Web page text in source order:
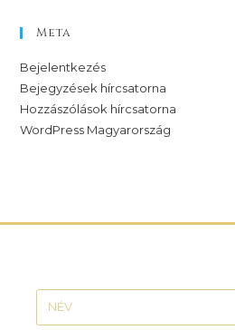
Meta
Bejelentkezés
Bejegyzések hírcsatorna
Hozzászólások hírcsatorna
WordPress Magyarország